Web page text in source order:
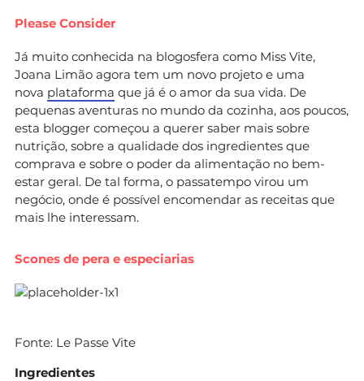
Please Consider
Já muito conhecida na blogosfera como Miss Vite,
Joana Limão agora tem um novo projeto e uma
nova plataforma que já é o amor da sua vida. De
pequenas aventuras no mundo da cozinha, aos poucos,
esta blogger começou a querer saber mais sobre
nutrição, sobre a qualidade dos ingredientes que
comprava e sobre o poder da alimentação no bem-
estar geral. De tal forma, o passatempo virou um
negócio, onde é possível encomendar as receitas que
mais lhe interessam.
Scones de pera e especiarias
Fonte: Le Passe Vite
Ingredientes